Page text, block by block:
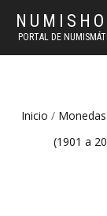
PORTAL DE
Inicio / Monedas
(1901 a